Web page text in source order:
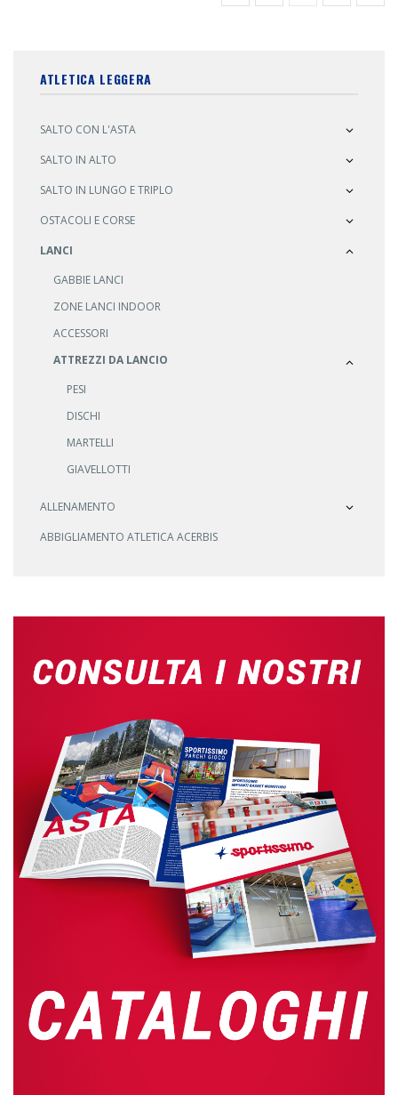
ATLETICA LEGGERA
SALTO CON L'ASTA
SALTO IN ALTO
SALTO IN LUNGO E TRIPLO
OSTACOLI E CORSE
LANCI
GABBIE LANCI
ZONE LANCI INDOOR
ACCESSORI
ATTREZZI DA LANCIO
PESI
DISCHI
MARTELLI
GIAVELLOTTI
ALLENAMENTO
ABBIGLIAMENTO ATLETICA ACERBIS